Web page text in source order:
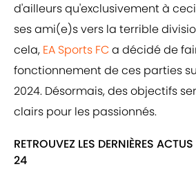
d'ailleurs qu'exclusivement à
ses ami(e)s vers la terrible
cela, EA Sports FCa décidé de
fonctionnement de ces parties
2024. Désormais, des objectifs
clairs pour les passionnés.
RETROUVEZ LES DERNIÈRES
24